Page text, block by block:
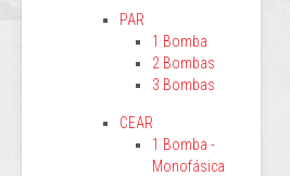
PAR
1 Bomba
2 Bombas
3 Bombas
CEAR
1 Bomba -
Monofásica